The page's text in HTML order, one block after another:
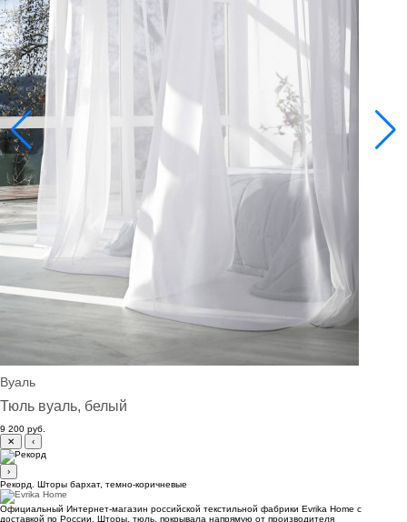
Вуаль
Тюль вуаль, белый
9 200 руб.
✕
‹
›
Рекорд. Шторы бархат, темно-коричневые
Официальный Интернет-магазин российской текстильной фабрики Evrika Home c
доставкой по России. Шторы, тюль, покрывала напрямую от производителя